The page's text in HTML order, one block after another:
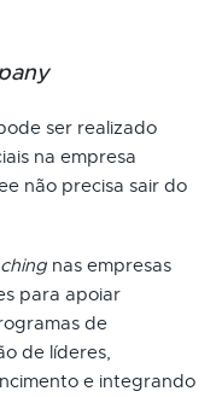
ser realizado
na empresa
não precisa sair do
nas empresas
para apoiar
de
de líderes,
e integrando